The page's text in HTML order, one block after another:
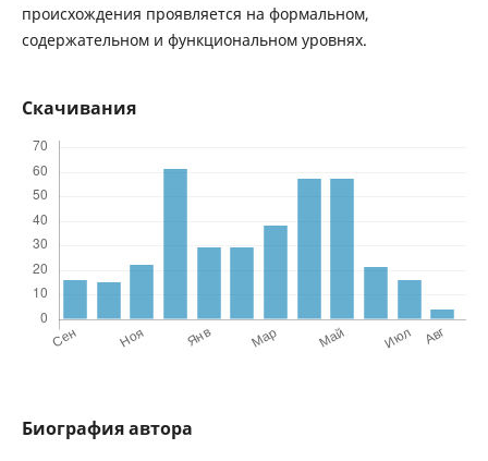
происхождения проявляется на формальном,
содержательном и функциональном уровнях.
Скачивания
Биография автора